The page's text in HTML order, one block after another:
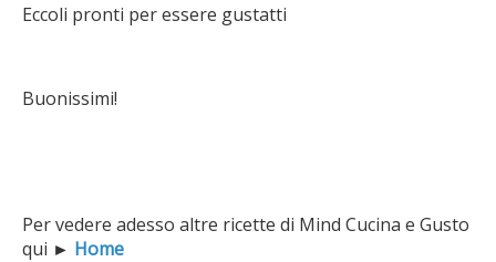
Eccoli pronti per essere gustatti
Buonissimi!
Per vedere adesso altre ricette di Mind Cucina e Gusto
qui ► Home